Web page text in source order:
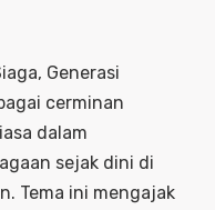
Generasi
cerminan
dalam
sejak dini di
Tema ini mengajak